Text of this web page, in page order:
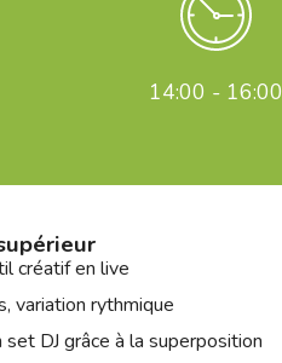
14:00 - 16:00
créatif en live
variation rythmique
set DJ grâce à la superposition